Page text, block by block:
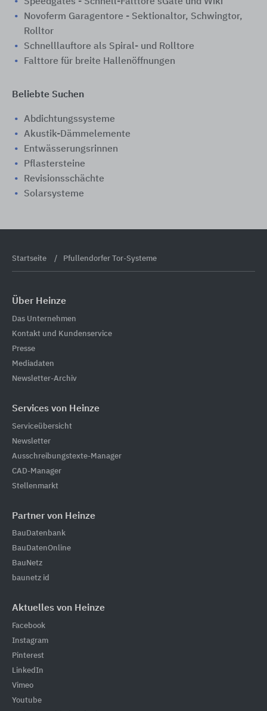
Novoferm Garagentore - Sektionaltor, Schwingtor,
Rolltor
Schnelllauftore als Spiral- und Rolltore
Falttore für breite Hallenöffnungen
Beliebte Suchen
Abdichtungssysteme
Akustik-Dämmelemente
Entwässerungsrinnen
Pflastersteine
Revisionsschächte
Solarsysteme
Startseite Pfullendorfer Tor-Systeme
Über Heinze
Das Unternehmen
Kontakt und Kundenservice
Presse
Mediadaten
Newsletter-Archiv
Services von Heinze
Serviceübersicht
Newsletter
Ausschreibungstexte-Manager
CAD-Manager
Stellenmarkt
Partner von Heinze
BauDatenbank
BauDatenOnline
BauNetz
baunetz id
Aktuelles von Heinze
Facebook
Instagram
Pinterest
LinkedIn
Vimeo
Youtube